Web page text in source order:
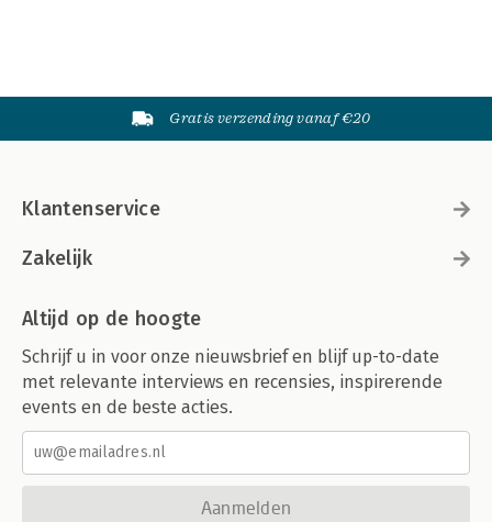
Gratis verzending vanaf €20
Klantenservice
Zakelijk
Altijd op de hoogte
Schrijf u in voor onze nieuwsbrief en blijf up-to-date
met relevante interviews en recensies, inspirerende
events en de beste acties.
Aanmelden